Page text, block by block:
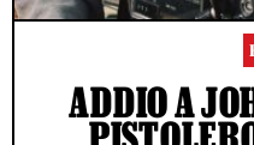
ADDIO A